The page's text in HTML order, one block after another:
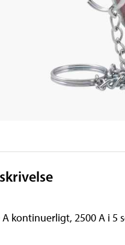
A kontinuerligt, 2500 A i 5